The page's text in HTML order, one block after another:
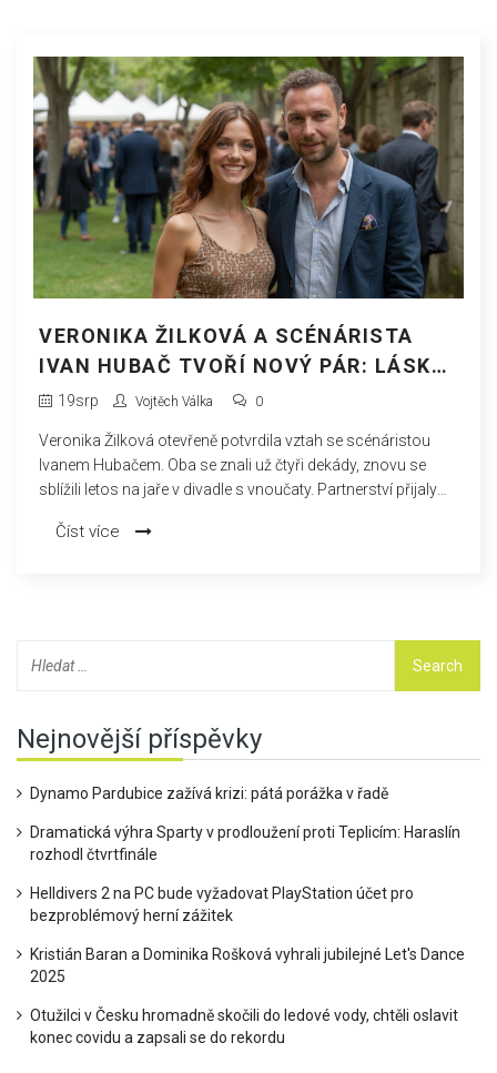
VERONIKA ŽILKOVÁ A SCÉNÁRISTA
IVAN HUBAČ TVOŘÍ NOVÝ PÁR: LÁSKA
PO ČTYŘICETI LETECH ZNÁMOSTI
19srp Vojtěch Válka 0
Veronika Žilková otevřeně potvrdila vztah se scénáristou
Ivanem Hubačem. Oba se znali už čtyři dekády, znovu se
sblížili letos na jaře v divadle s vnoučaty. Partnerství přijaly
rozchodu s Josefem Holomáčem a dvou letech od rozvodu
Číst více
Nejnovější příspěvky
Dynamo Pardubice zažívá krizi: pátá porážka v řadě
Dramatická výhra Sparty v prodloužení proti Teplicím: Haraslín
rozhodl čtvrtfinále
Helldivers 2 na PC bude vyžadovat PlayStation účet pro
bezproblémový herní zážitek
Kristián Baran a Dominika Rošková vyhrali jubilejné Let's Dance
2025
Otužilci v Česku hromadně skočili do ledové vody, chtěli oslavit
konec covidu a zapsali se do rekordu